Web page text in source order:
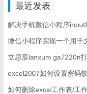
最近发表
解决手机微信小程序
微信小程序实现一个用于
立思辰lanxum ga7220n
excel2007如何设置密码
如何删除excel工作表/工